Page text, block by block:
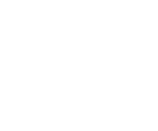
页面上传 MIB。